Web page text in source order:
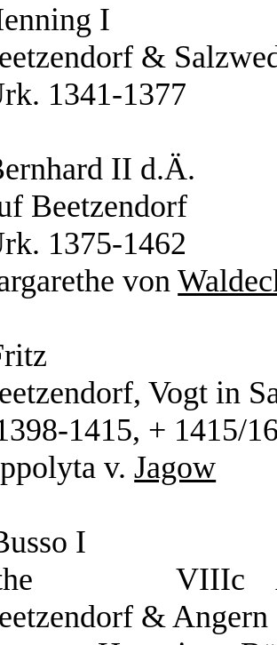
I
&
1377
II d.Ä.
1462
von
Vogt in
1415, + 1415/
v.Jagow
Busso
VIIIc